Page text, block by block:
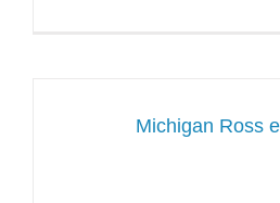
Michigan Ross